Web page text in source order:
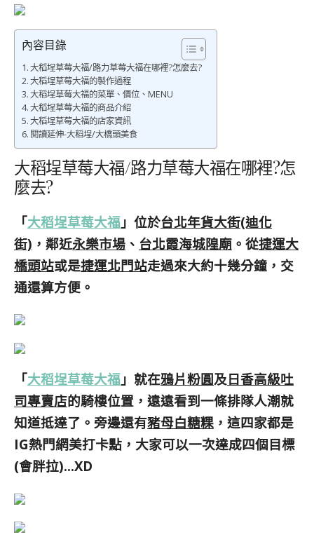
內容目錄
大稻埕草莓大福/路力草莓大福在哪裡?怎麼去?
大稻埕草莓大福的製作過程
大稻埕草莓大福的菜單、價位、MENU
大稻埕草莓大福的商品介紹
大稻埕草莓大福的店家資訊
閱讀延伸-大稻埕/大橋頭美食
大稻埕草莓大福/路力草莓大福在哪裡?怎
麼去?
「大稻埕草莓大福 」位於台北年貨大街(迪化
街) ，鄰近永樂市場 、 台北霞海城隍廟 。從捷運大
橋頭站或是捷運北門站走過來大約十幾分鐘，交
通還算方便。
「大稻埕草莓大福 」就在鴉片粉圓及日香高級吐
司專賣店的騎樓位置，遠遠看到一條排隊人潮就
知道抵達了。旁邊還有豬母白糖粿 ，這四家都是
IG熱門網美打卡點，大家可以一次達成四個目標
(會胖拉)…XD